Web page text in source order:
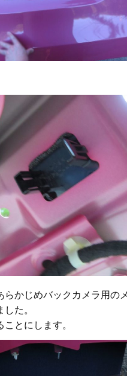
らかじめバックカメラ用の
た。
とにします。